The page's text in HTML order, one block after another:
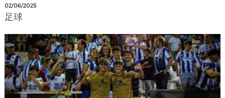
02/06/2025
足球